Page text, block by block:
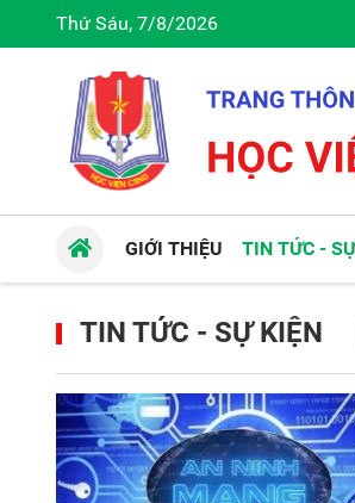
Thứ Sáu, 7/8/2026
GIỚI THIỆU TIN TỨC -
TIN TỨC - SỰ KIỆN